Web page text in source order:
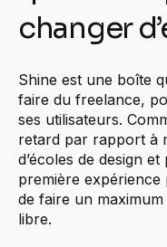
changer
Shine est une boîte
faire du freelance,
ses utilisateurs.
retard par rapport à
d’écoles de design
première expérience
de faire un
libre.